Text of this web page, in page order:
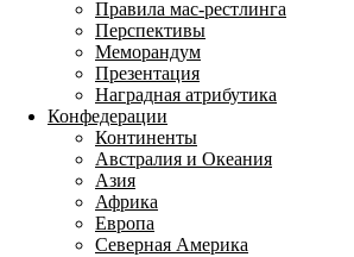
Правила мас-рестлинга
Перспективы
Меморандум
Презентация
Наградная атрибутика
Конфедерации
Континенты
Австралия и Океания
Азия
Африка
Европа
Северная Америка